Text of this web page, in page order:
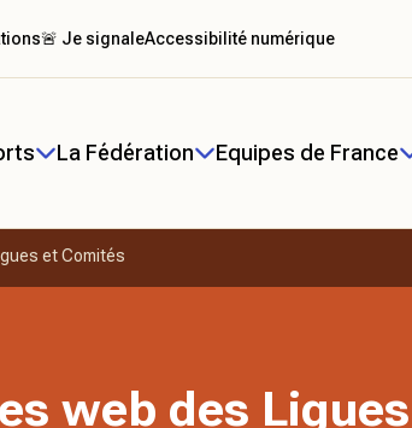
La Fédération Equipes de France
🚨 Je signaleAccessibilité numérique
et Comités
web des